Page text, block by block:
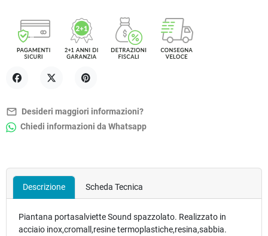
mail_outline Desideri maggiori informazioni?
Chiedi informazioni da Whatsapp
Descrizione Scheda Tecnica
Piantana portasalviette Sound spazzolato. Realizzato in
acciaio inox,cromall,resine termoplastiche,resina,sabbia.